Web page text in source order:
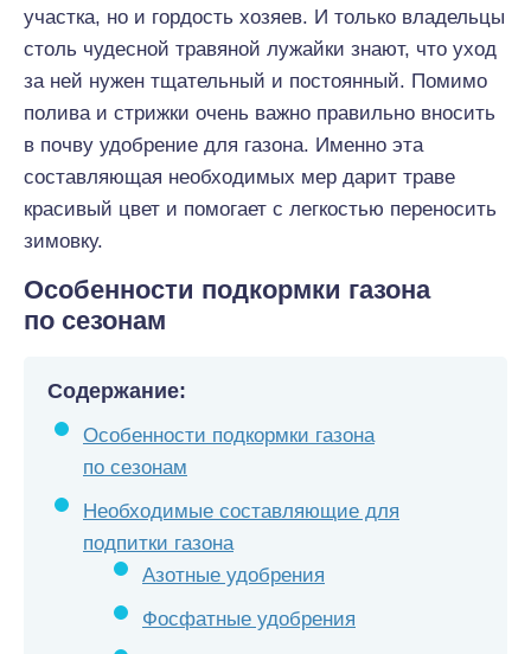
участка, но и гордость хозяев. И только владельцы
столь чудесной травяной лужайки знают, что уход
за ней нужен тщательный и постоянный. Помимо
полива и стрижки очень важно правильно вносить
в почву удобрение для газона. Именно эта
составляющая необходимых мер дарит траве
красивый цвет и помогает с легкостью переносить
зимовку.
Особенности подкормки газона
по сезонам
Содержание:
Особенности подкормки газона
по сезонам
Необходимые составляющие для
подпитки газона
Азотные удобрения
Фосфатные удобрения